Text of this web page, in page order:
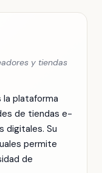
y tiendas
plataforma
de tiendas e-
digitales. Su
permite
de